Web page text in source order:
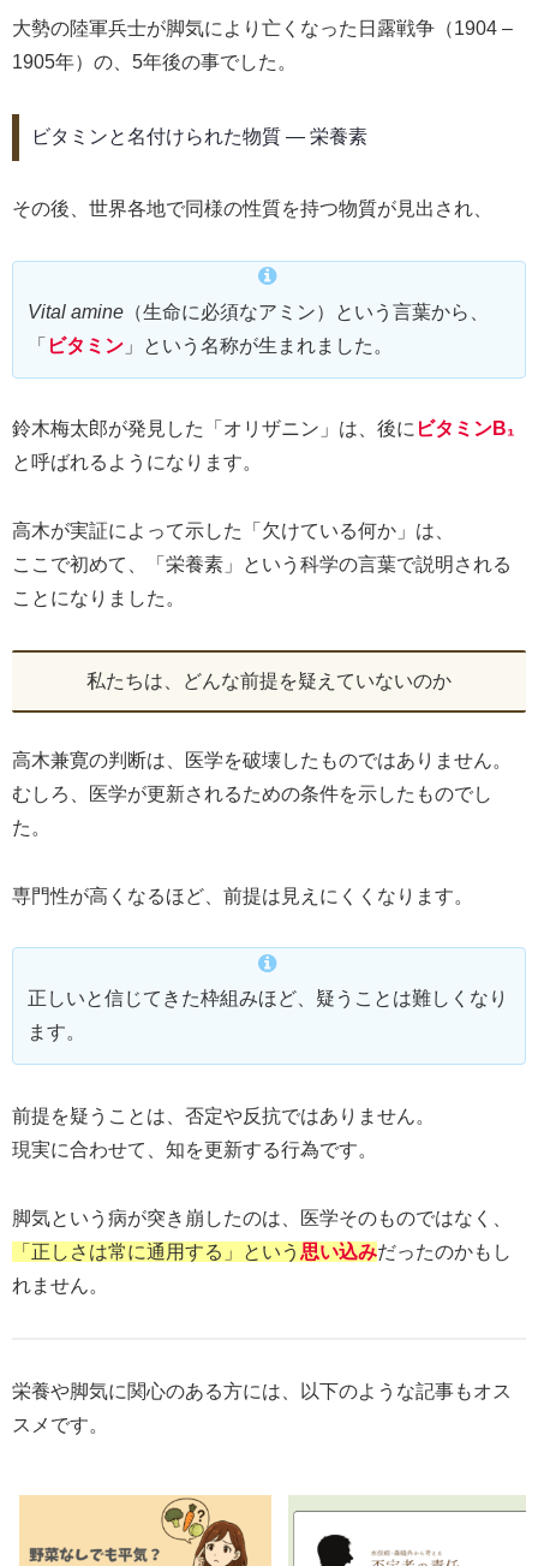
大勢の陸軍兵士が脚気により亡くなった日露戦争（1904 –
1905年）の、5年後の事でした。
ビタミンと名付けられた物質 ― 栄養素
その後、世界各地で同様の性質を持つ物質が見出され、
Vital amine （生命に必須なアミン）という言葉から、
「 ビタミン 」という名称が生まれました。
鈴木梅太郎が発見した「オリザニン」は、後に ビタミンB₁
と呼ばれるようになります。
高木が実証によって示した「欠けている何か」は、
ここで初めて、「栄養素」という科学の言葉で説明される
ことになりました。
私たちは、どんな前提を疑えていないのか
高木兼寛の判断は、医学を破壊したものではありません。
むしろ、医学が更新されるための条件を示したものでし
た。
専門性が高くなるほど、前提は見えにくくなります。
正しいと信じてきた枠組みほど、疑うことは難しくなり
ます。
前提を疑うことは、否定や反抗ではありません。
現実に合わせて、知を更新する行為です。
脚気という病が突き崩したのは、医学そのものではなく、
「正しさは常に通用する」という 思い込みだったのかもし
れません。
栄養や脚気に関心のある方には、以下のような記事もオス
スメです。